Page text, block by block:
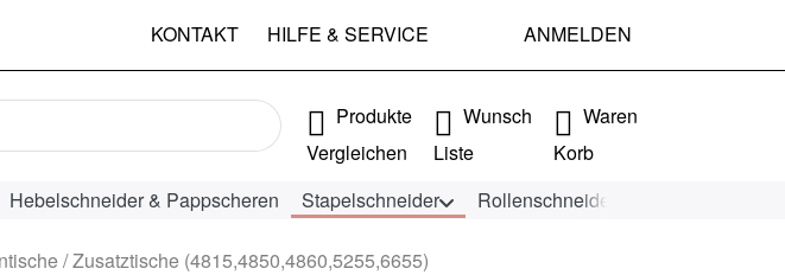
KONTAKT HILFE & SERVICE ANMELDEN
automatisch erste Ergebnisse. Drücken Sie die Eingabetaste, um alle
Produkte
Vergleichen
Wunsch
Liste
Waren
Korb
Hebelschneider & Pappscheren Stapelschneider Rollenschneider
/ Zusatztische (4815,4850,4860,5255,6655)